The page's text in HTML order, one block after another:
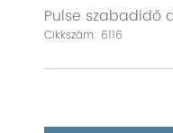
Pulse szabadidő
Cikkszám: 6116